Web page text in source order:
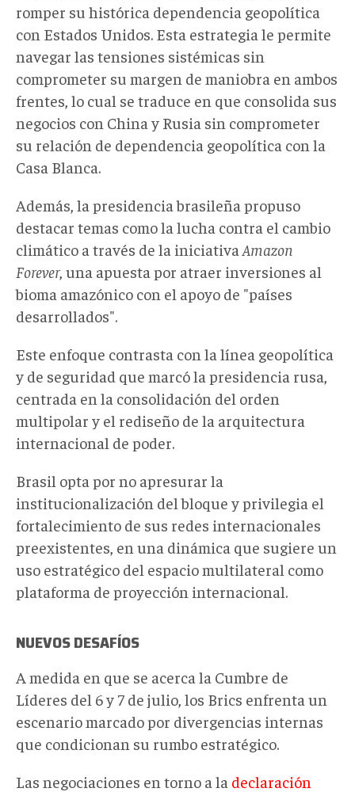
romper su histórica dependencia geopolítica
con Estados Unidos. Esta estrategia le permite
navegar las tensiones sistémicas sin
comprometer su margen de maniobra en ambos
frentes, lo cual se traduce en que consolida sus
negocios con China y Rusia sin comprometer
su relación de dependencia geopolítica con la
Casa Blanca.
Además, la presidencia brasileña propuso
destacar temas como la lucha contra el cambio
climático a través de la iniciativa Amazon
Forever, una apuesta por atraer inversiones al
bioma amazónico con el apoyo de "países
desarrollados".
Este enfoque contrasta con la línea geopolítica
y de seguridad que marcó la presidencia rusa,
centrada en la consolidación del orden
multipolar y el rediseño de la arquitectura
internacional de poder.
Brasil opta por no apresurar la
institucionalización del bloque y privilegia el
fortalecimiento de sus redes internacionales
preexistentes, en una dinámica que sugiere un
uso estratégico del espacio multilateral como
plataforma de proyección internacional.
NUEVOS DESAFÍOS
A medida en que se acerca la Cumbre de
Líderes del 6 y 7 de julio, los Brics enfrenta un
escenario marcado por divergencias internas
que condicionan su rumbo estratégico.
Las negociaciones en torno a la declaración